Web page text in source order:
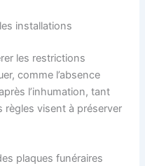
installations
les restrictions
comme l’absence
l’inhumation, tant
règles visent à préserver
plaques funéraires